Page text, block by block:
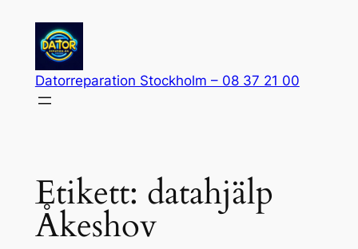
innehåll
Datorreparation Stockholm – 08 37 21 00
Etikett: datahjälp
Åkeshov